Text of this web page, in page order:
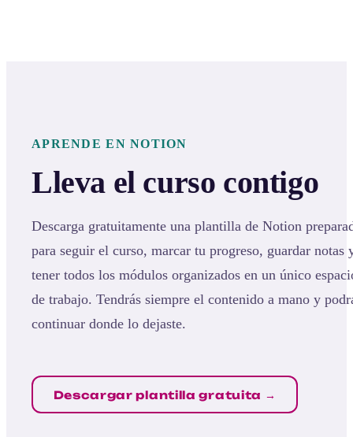
APRENDE EN NOTION
Lleva el curso contigo
Descarga gratuitamente una plantilla de Notion
para seguir el curso, marcar tu progreso, guardar notas
tener todos los módulos organizados en un único
de trabajo. Tendrás siempre el contenido a mano y
continuar donde lo dejaste.
Descargar plantilla gratuita →